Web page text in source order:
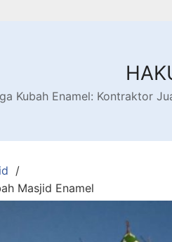
Kubah Enamel: Kontraktor
Masjid Enamel